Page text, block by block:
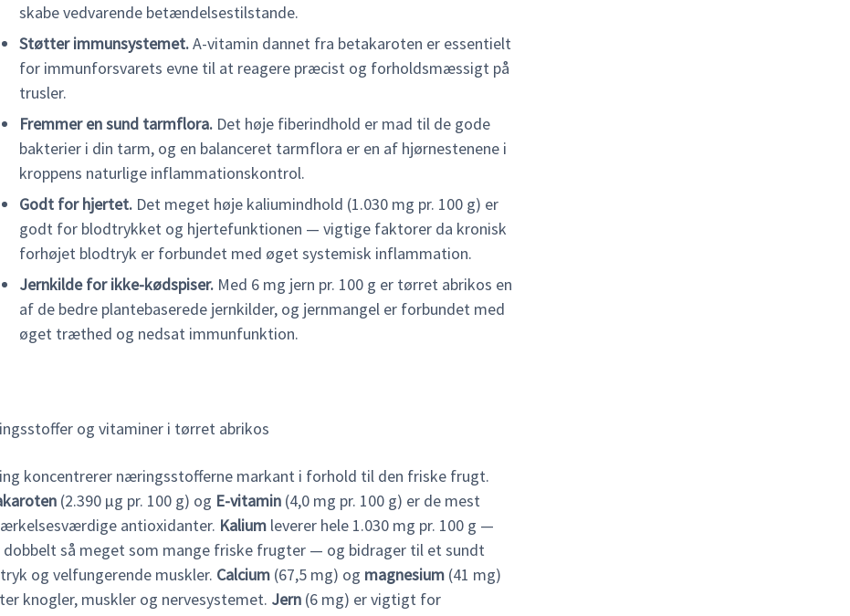
skabe vedvarende betændelsestilstande.
Støtter immunsystemet.A-vitamin dannet fra betakaroten er essentielt
for immunforsvarets evne til at reagere præcist og forholdsmæssigt på
trusler.
Fremmer en sund tarmflora.Det høje fiberindhold er mad til de gode
bakterier i din tarm, og en balanceret tarmflora er en af hjørnestenene i
kroppens naturlige inflammationskontrol.
Godt for hjertet.Det meget høje kaliumindhold (1.030 mg pr. 100 g) er
godt for blodtrykket og hjertefunktionen — vigtige faktorer da kronisk
forhøjet blodtryk er forbundet med øget systemisk inflammation.
Jernkilde for ikke-kødspiser.Med 6 mg jern pr. 100 g er tørret abrikos en
af de bedre plantebaserede jernkilder, og jernmangel er forbundet med
øget træthed og nedsat immunfunktion.
og vitaminer i tørret abrikos
koncentrerer næringsstofferne markant i forhold til den friske frugt.
(2.390 µg pr. 100 g) og E-vitamin(4,0 mg pr. 100 g) er de mest
antioxidanter. Kaliumleverer hele 1.030 mg pr. 100 g —
dobbelt så meget som mange friske frugter — og bidrager til et sundt
og velfungerende muskler. Calcium(67,5 mg) og magnesium(41 mg)
knogler, muskler og nervesystemet. Jern(6 mg) er vigtigt for